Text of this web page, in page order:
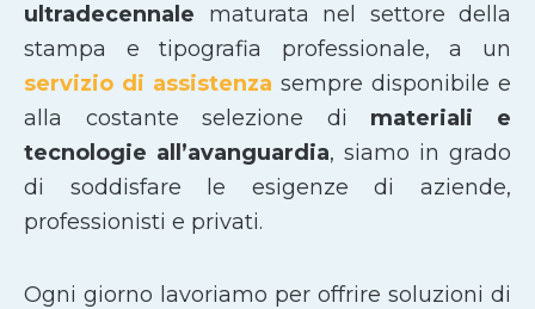
ultradecennale maturata nel settore della
stampa e tipografia professionale, a un
servizio di assistenza sempre disponibile e
alla costante selezione di materiali e
tecnologie all’avanguardia, siamo in grado
di soddisfare le esigenze di aziende,
professionisti e privati.
Ogni giorno lavoriamo per offrire soluzioni di